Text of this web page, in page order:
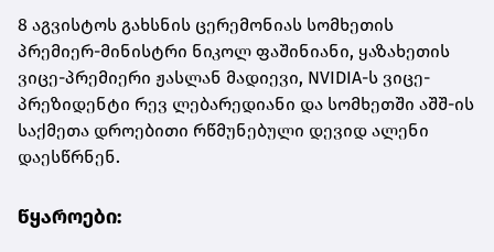
8 აგვისტოს გახსნის ცერემონიას სომხეთის
პრემიერ-მინისტრი ნიკოლ ფაშინიანი, ყაზახეთის
ვიცე-პრემიერი ჟასლან მადიევი, NVIDIA-ს ვიცე-
პრეზიდენტი რევ ლებარედიანი და სომხეთში აშშ-ის
საქმეთა დროებითი რწმუნებული დევიდ ალენი
დაესწრნენ.
წყაროები: